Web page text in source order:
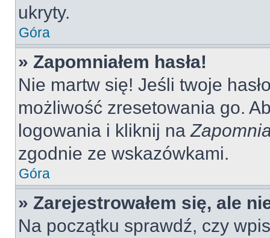
ukryty.
Góra
» Zapomniałem hasła!
Nie martw się! Jeśli twoje
możliwość zresetowania go.
logowania i kliknij na
zgodnie ze wskazówkami.
Góra
» Zarejestrowałem się, ale
Na początku sprawdź, czy